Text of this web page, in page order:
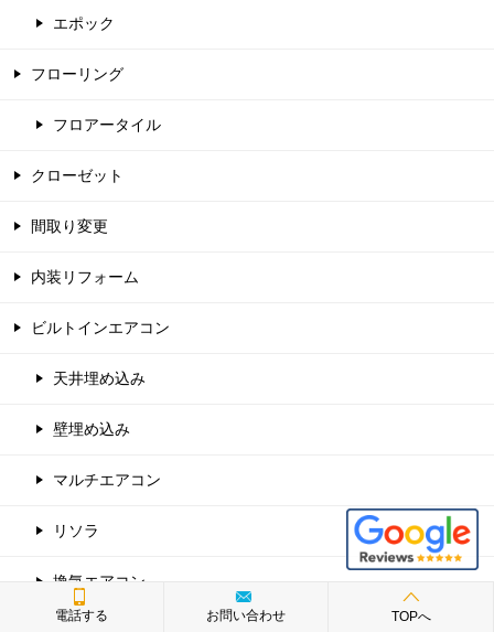
エポック
フローリング
フロアータイル
クローゼット
間取り変更
内装リフォーム
ビルトインエアコン
天井埋め込み
壁埋め込み
マルチエアコン
リソラ
換気エアコン
電話する お問い合わせ TOPへ